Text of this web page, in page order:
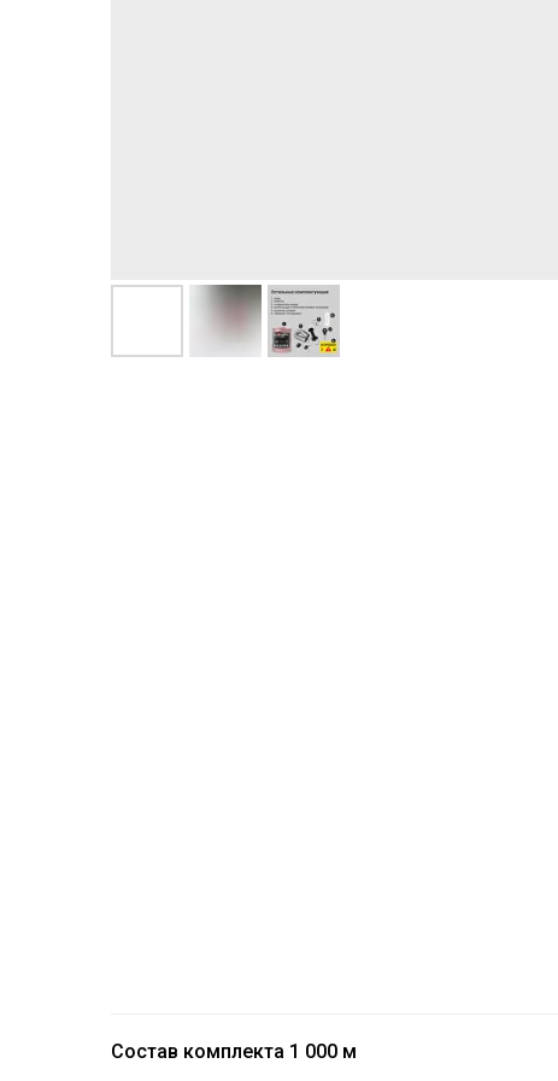
Состав комплекта 1 000 м